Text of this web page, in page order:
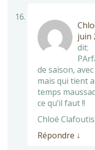
juin
dit:
de saison,
mais qui tient
temps
ce qu’il faut !!
Chloé Clafoutis
Répondre ↓